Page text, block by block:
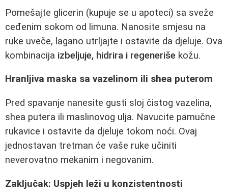
Pomešajte glicerin (kupuje se u apoteci) sa sveže
ceđenim sokom od limuna. Nanosite smjesu na
ruke uveče, lagano utrljajte i ostavite da djeluje. Ova
kombinacija izbeljuje, hidrira i regeneriše kožu.
Hranljiva maska sa vazelinom ili shea puterom
Pred spavanje nanesite gusti sloj čistog vazelina,
shea putera ili maslinovog ulja. Navucite pamučne
rukavice i ostavite da djeluje tokom noći. Ovaj
jednostavan tretman će vaše ruke učiniti
neverovatno mekanim i negovanim.
Zaključak: Uspjeh leži u konzistentnosti